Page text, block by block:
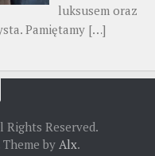
luksusem oraz
Pamiętamy […]
Rights Reserved.
Theme by Alx.